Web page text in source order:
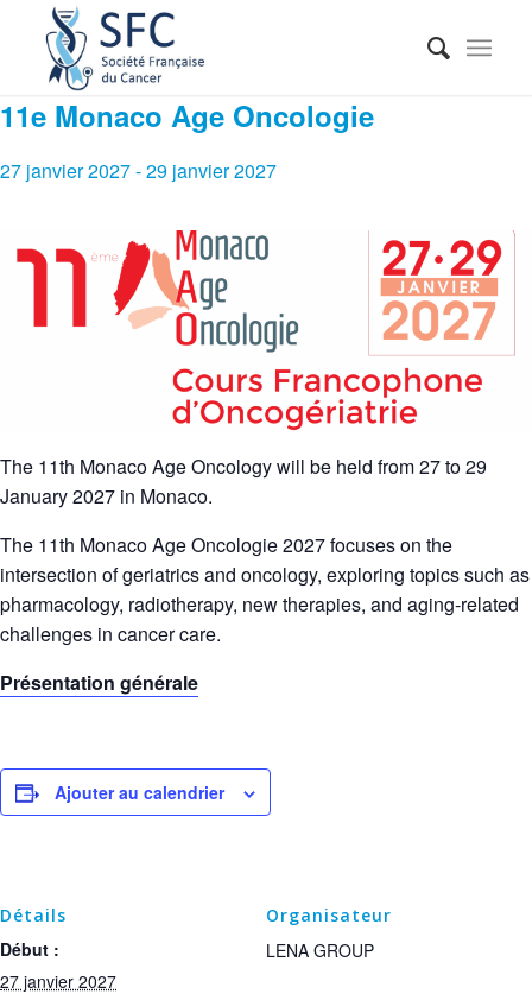
11e Monaco Age Oncologie
27 janvier 2027-29 janvier 2027
The 11th Monaco Age Oncology will be held from 27 to 29
January 2027 in Monaco.
The 11th Monaco Age Oncologie 2027 focuses on the
intersection of geriatrics and oncology, exploring topics such as
pharmacology, radiotherapy, new therapies, and aging-related
challenges in cancer care.
Présentation générale
Ajouter au calendrier
Détails
Début :
27 janvier 2027
Organisateur
LENA GROUP